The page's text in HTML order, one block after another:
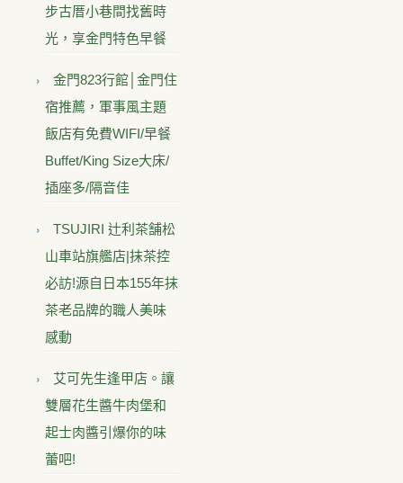
步古厝小巷間找舊時
光，享金門特色早餐
金門823行館│金門住
宿推薦，軍事風主題
飯店有免費WIFI/早餐
Buffet/King Size大床/
插座多/隔音佳
TSUJIRI 辻利茶舗松
山車站旗艦店|抹茶控
必訪!源自日本155年抹
茶老品牌的職人美味
感動
艾可先生逢甲店。讓
雙層花生醬牛肉堡和
起士肉醬引爆你的味
蕾吧!